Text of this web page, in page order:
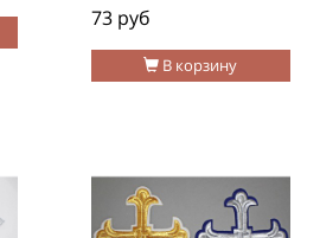
В корзину
73 руб